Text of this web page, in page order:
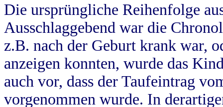
Die ursprüngliche Reihenfolge
Ausschlaggebend war die
z.B. nach der Geburt krank war,
anzeigen konnten, wurde das
auch vor, dass der Taufeintrag
vorgenommen wurde. In